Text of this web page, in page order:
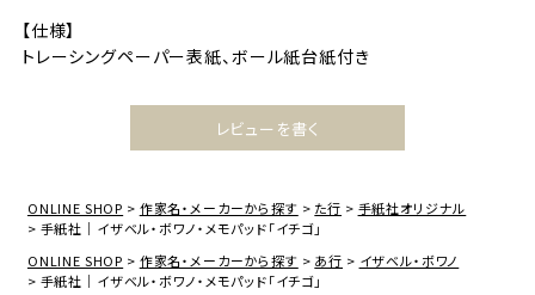
【仕様】
トレーシングペーパー表紙、ボール紙台紙付き
レビューを書く
ONLINE SHOP 作家名・メーカーから探す た行
手紙社オリジナル
手紙社｜イザベル・ボワノ・メモパッド「イチゴ」
ONLINE SHOP
作家名・メーカーから探す あ行
イザベル・ボワノ
手紙社｜イザベル・ボワノ・メモパッド「イチゴ」